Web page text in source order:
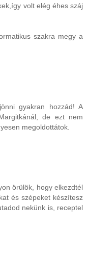
volt elég éhes száj
szakra megy a
gyakran hozzád! A
de ezt nem
megoldottátok.
örülök, hogy elkezdtél
és szépeket készítesz
nekünk is, receptel